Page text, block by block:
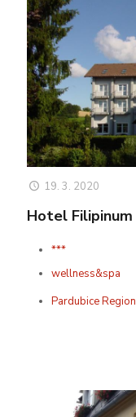
19. 3. 2020
Hotel Filipinum
***
wellness&spa
Pardubice Region